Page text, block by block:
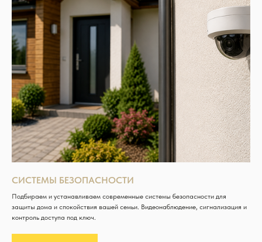
СИСТЕМЫ БЕЗОПАСНОСТИ
Подбираем и устанавливаем современные системы безопасности для
защиты дома и спокойствия вашей семьи. Видеонаблюдение, сигнализация и
контроль доступа под ключ.